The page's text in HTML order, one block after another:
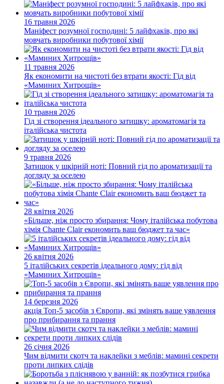
16 травня 2026
Маніфест розумної господині: 5 лайфхаків, про які
мовчать виробники побутової хімії
11 травня 2026
Як економити на чистоті без втрати якості: Гід від
«Маминих Хитрощів»
10 травня 2026
Гід зі створення ідеального затишку: ароматомагія та
італійська чистота
9 травня 2026
Затишок у шкірній ноті: Повний гід по ароматизації та
догляду за оселею
28 квітня 2026
«Більше, ніж просто збирання: Чому італійська побутова
хімія Chante Clair економить ваш бюджет та час»
26 квітня 2026
5 італійських секретів ідеального дому: гід від
«Маминих Хитрощів»
14 березня 2026
акція Топ-5 засобів з Європи, які змінять ваше уявлення
про прибирання та прання
26 січня 2026
Чим відмити скотч та наклейки з меблів: мамині секрети
проти липких слідів